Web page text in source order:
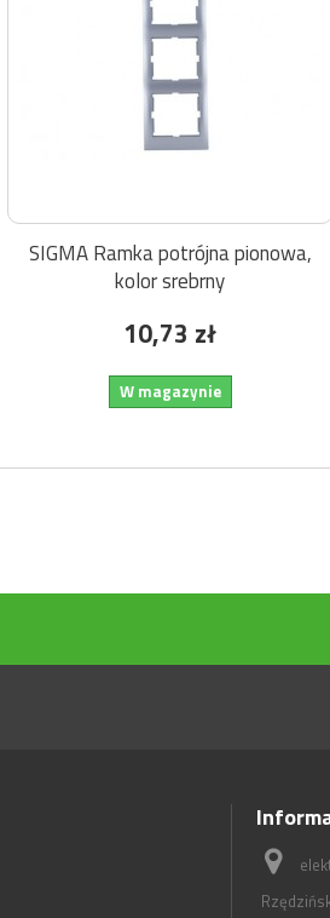
SIGMA Ramka potrójna pionowa,
kolor srebrny
10,73 zł
W magazynie